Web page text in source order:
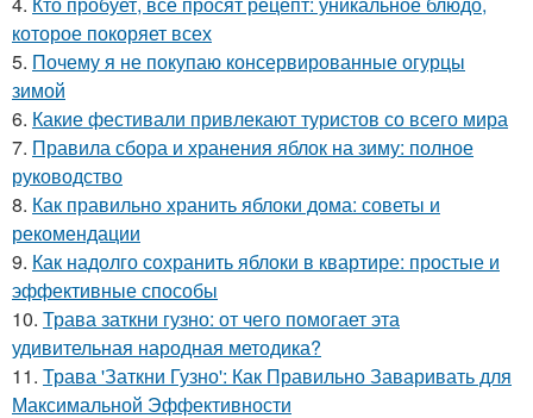
которое покоряет всех
5. Почему я не покупаю консервированные огурцы
зимой
6. Какие фестивали привлекают туристов со всего мира
7. Правила сбора и хранения яблок на зиму: полное
руководство
8. Как правильно хранить яблоки дома: советы и
рекомендации
9. Как надолго сохранить яблоки в квартире: простые и
эффективные способы
10. Трава заткни гузно: от чего помогает эта
удивительная народная методика?
11. Трава 'Заткни Гузно': Как Правильно Заваривать для
Максимальной Эффективности